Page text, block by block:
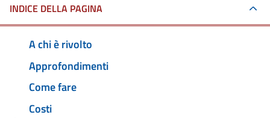
INDICE DELLA PAGINA
A chi è rivolto
Approfondimenti
Come fare
Costi